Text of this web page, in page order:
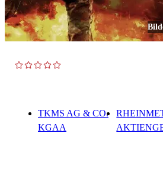
TKMS AG & CO.
KGAA